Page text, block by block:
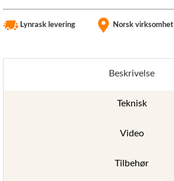
Lynrask levering Norsk virksomhet
Beskrivelse
Teknisk
Video
Tilbehør